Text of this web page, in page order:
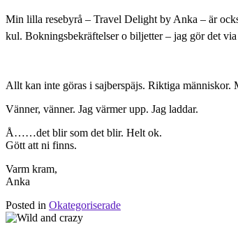
Min lilla resebyrå – Travel Delight
kul. Bokningsbekräftelser o biljetter – jag gör det
Allt kan inte göras i sajberspäjs. Riktiga
Vänner, vänner. Jag värmer upp. Jag laddar.
Å……det blir som det blir. Helt ok.
Gött att ni finns.
Varm kram,
Anka
Posted in Okategoriserade